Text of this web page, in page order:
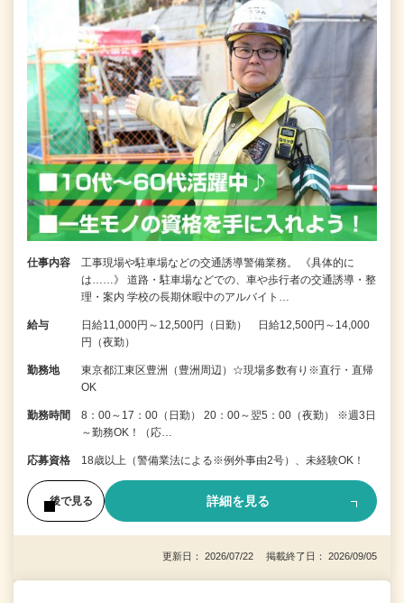
仕事内容
工事現場や駐車場などの交通誘導警備業務。 《具体的に
は……》 道路・駐車場などでの、車や歩行者の交通誘導・整
理・案内 学校の長期休暇中のアルバイト…
給与
日給11,000円～12,500円（日勤） 日給12,500円～14,000
円（夜勤）
勤務地
東京都江東区豊洲（豊洲周辺）☆現場多数有り※直行・直帰
OK
勤務時間
8：00～17：00（日勤） 20：00～翌5：00（夜勤） ※週3日
～勤務OK！（応…
応募資格 18歳以上（警備業法による※例外事由2号）、未経験OK！
後で見る 詳細を見る
更新日： 2026/07/22 掲載終了日： 2026/09/05